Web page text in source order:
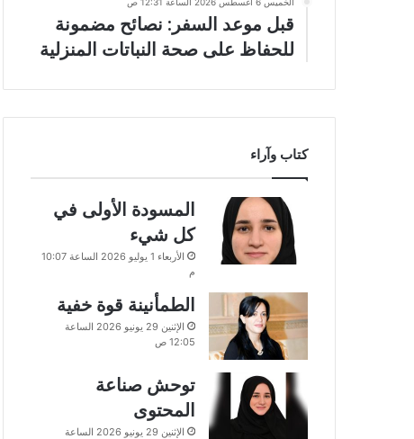
قبل موعد السفر: نصائح مضمونة
للحفاظ على صحة النباتات المنزلية
كتاب وآراء
المسودة الأولى في
كل شيء
الأربعاء 1 يوليو 2026 الساعة 10:07
م
الطمأنينة قوة خفية
الإثنين 29 يونيو 2026 الساعة
12:05 ص
توحش صناعة
المحتوى
الإثنين 29 يونيو 2026 الساعة